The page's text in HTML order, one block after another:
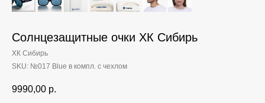
Солнцезащитные очки ХК Сибирь
ХК Сибирь
SKU: №017 Blue в компл. с чехлом
9990,00 р.